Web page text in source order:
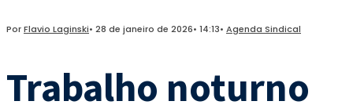
PorFlavio Laginski• 28 de janeiro de 2026• 14:13• Agenda Sindical
Trabalho noturno